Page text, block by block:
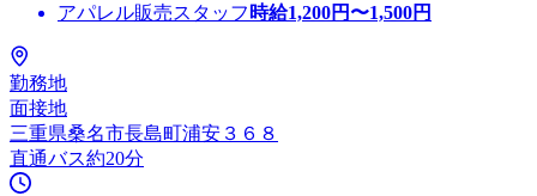
アパレル販売スタッフ 時給1,200円〜1,500円
勤務地
面接地
三重県桑名市長島町浦安３６８
直通バス約20分